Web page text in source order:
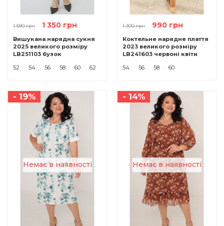
1 590 грн 1 350 грн
Вишукана нарядна сукня
2025 великого розміру
LB251103 бузок
52
54 56 58 60 62
1 300 грн 990 грн
Коктельне нарядне плаття
2023 великого розміру
LB241603 червоні квіти
54
56 58 60
- 19%
Немає в наявності
- 14%
Немає в наявності